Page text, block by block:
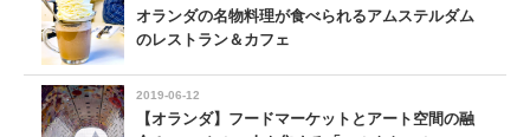
オランダの名物料理が食べられるアムステルダム
のレストラン＆カフェ
2019-06-12
【オランダ】フードマーケットとアート空間の融